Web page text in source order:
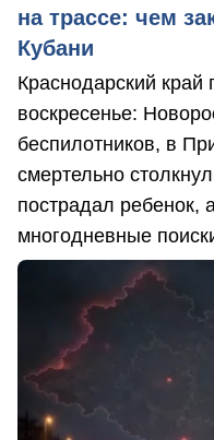
на трассе: чем
Кубани
Краснодарский
воскресенье:
беспилотников, в
смертельно
пострадал ребенок,
многодневные